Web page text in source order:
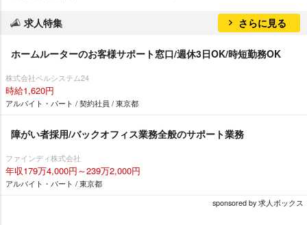
求人特集 さらに見る
ホームルーターのお客様サポート窓口/週休3日OK/時短勤務OK
株式会社ベルシステム24
時給1,620円
アルバイト・パート / 契約社員 / 東京都
障がい者採用/バックオフィス業務全般のサポート業務
ファインディ株式会社
年収179万4,000円～239万2,000円
アルバイト・パート / 東京都
sponsored by 求人ボックス